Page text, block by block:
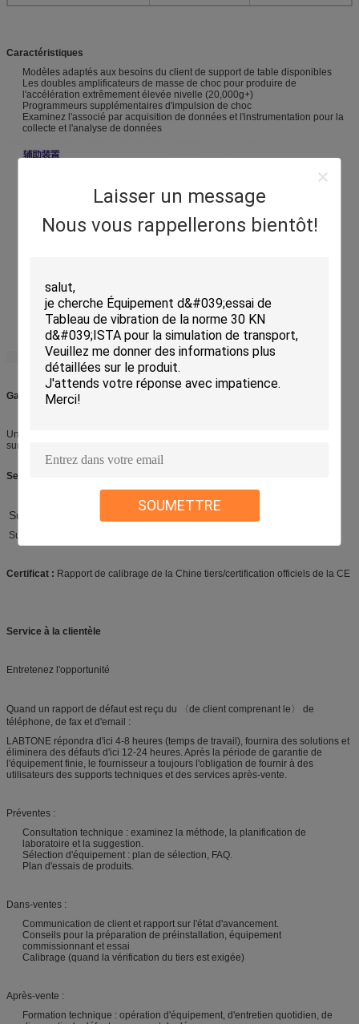
Laisser un message
Nous vous rappellerons bientôt!
SOUMETTRE
Caractéristiques
Modèles adaptés aux besoins du client de support de table disponibles
Les doubles amplificateurs de masse de choc pour produire de
l'accélération extrêmement élevée nivelle (20,000g+)
Programmeurs supplémentaires d'impulsion de choc
Examinez l'associé par acquisition de données et l'instrumentation pour la
collecte et l'analyse de données
Garantie :
Une garantie limitée d'an avec l'appui de vie ; garantie prolongée disponible
sur demande aux frais supplémentaires.
Service après-vente :
Sur le site l'installation et trainning sont disponibles au surcoût.
Support technique
Certificat : Rapport de calibrage de la Chine tiers/certification officiels de la CE
Service à la clientèle
Entretenez l'opportunité
Quand un rapport de défaut est reçu du 〈de client comprenant le〉 de
téléphone, de fax et d'email :
LABTONE répondra d'ici 4-8 heures (temps de travail), fournira des solutions et
éliminera des défauts d'ici 12-24 heures. Après la période de garantie de
l'équipement finie, le fournisseur a toujours l'obligation de fournir à des
utilisateurs des supports techniques et des services après-vente.
Préventes :
Consultation technique : examinez la méthode, la planification de
laboratoire et la suggestion.
Sélection d'équipement : plan de sélection, FAQ.
Plan d'essais de produits.
Dans-ventes :
Communication de client et rapport sur l'état d'avancement.
Conseils pour la préparation de préinstallation, équipement
commissionnant et essai
Calibrage (quand la vérification du tiers est exigée)
Après-vente :
Formation technique : opération d'équipement, d'entretien quotidien, de